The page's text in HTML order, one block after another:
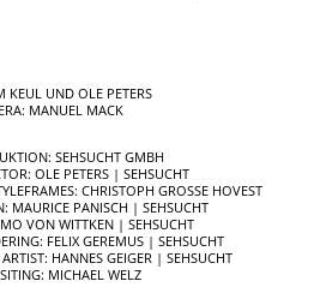
KEUL UND OLE PETERS
MANUEL MACK
SEHSUCHT GMBH
OLE PETERS | SEHSUCHT
CHRISTOPH GROSSE HOVEST
MAURICE PANISCH | SEHSUCHT
VON WITTKEN | SEHSUCHT
FELIX GEREMUS | SEHSUCHT
HANNES GEIGER | SEHSUCHT
MICHAEL WELZ